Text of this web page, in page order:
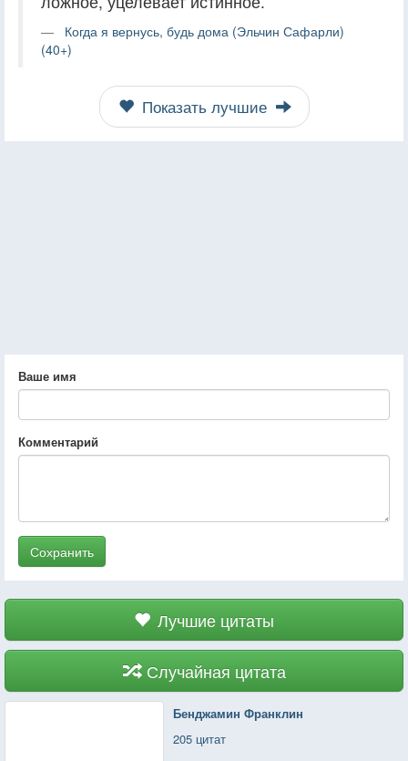
Когда я вернусь, будь дома (Эльчин Сафарли)
(40+)
Показать лучшие
Ваше имя
Комментарий
Сохранить
Лучшие цитаты
Случайная цитата
Бенджамин Франклин
205 цитат